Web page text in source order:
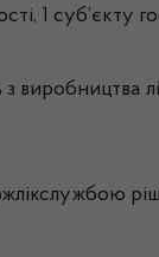
1 суб’єкту
виробництва